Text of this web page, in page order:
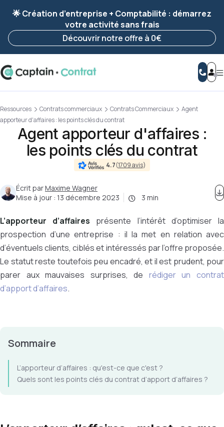
enregistrée 🚀
Reprendre ma démarche
🌟 Création d’entreprise + Comptabilité : démarrez
votre activité sans frais
Découvrir notre offre à 0€
Ressources Contrats commerciaux Contrats Commerciaux
Agent
apporteur d'affaires : les points clés du contrat
Agent apporteur d'affaires :
les points clés du contrat
4.7(1709 avis)
Écrit parMaxime Wagner
Mise à jour : 13 décembre 2023 3 min
L’apporteur d’affaires présente l’intérêt d’optimiser la
prospection d’une entreprise : il la met en relation avec
d’éventuels clients, ciblés et intéressés par l’offre proposée.
Le statut reste toutefois peu encadré, et il est prudent, pour
parer aux mauvaises surprises, de rédiger un contrat
d’apport d’affaires.
Sommaire
L’apporteur d’affaires : qu'est-ce que c'est ?
Quels sont les points clés du contrat d’apport d’affaires ?